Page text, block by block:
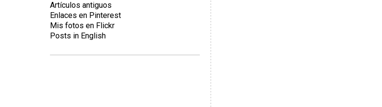
Artículos antiguos
Enlaces en Pinterest
Mis fotos en Flickr
Posts in English